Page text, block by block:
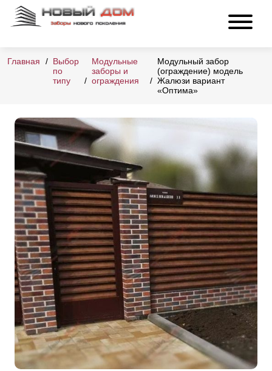
Главная
Выбор
по
типу
Модульные
заборы и
ограждения
Модульный забор
(ограждение) модель
Жалюзи вариант
«Оптима»